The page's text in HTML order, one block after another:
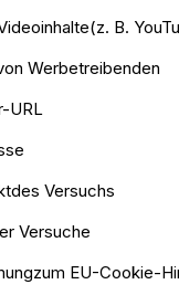
B.
Werbetreibenden
URL
Versuchs
Versuche
EU-Cookie-